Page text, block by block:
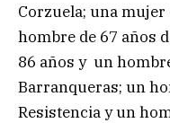
Corzuela; una mujer
hombre de 67 años
86 años y un
Barranqueras; un
Resistencia y un